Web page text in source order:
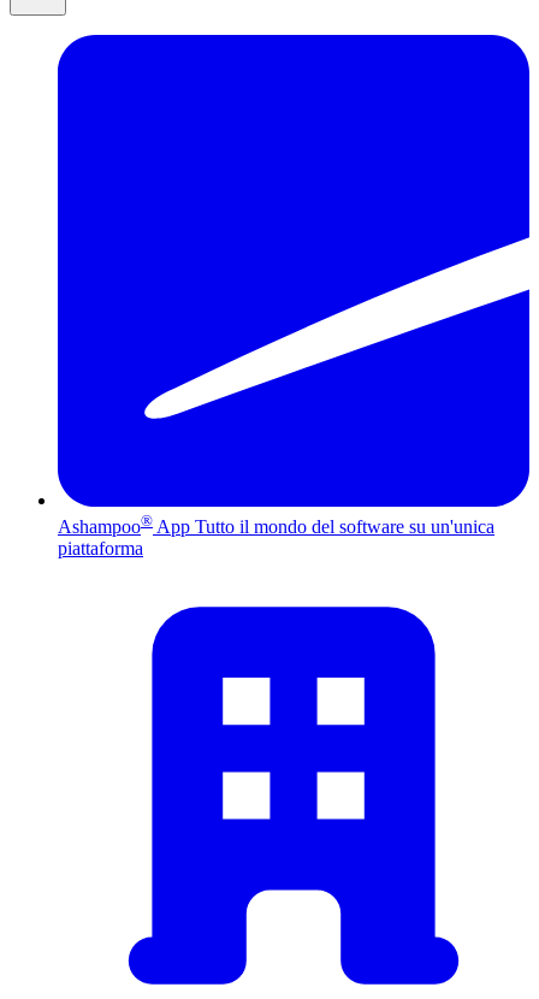
Ashampoo® App Tutto il mondo del software su un'unica
piattaforma